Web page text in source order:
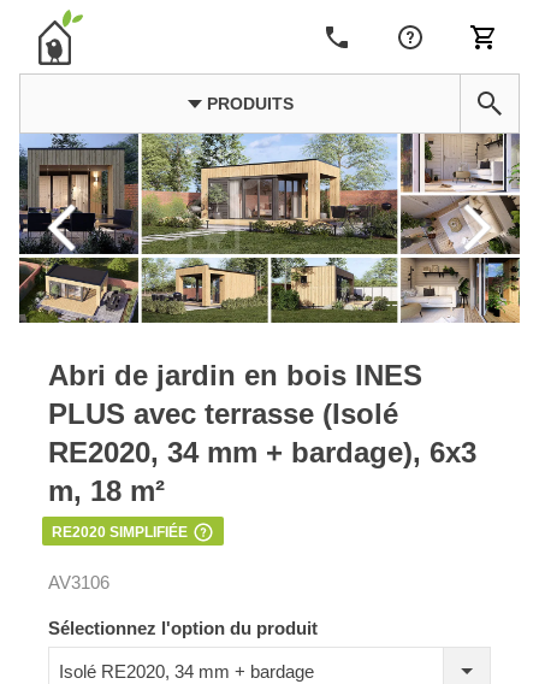
PRODUITS
Abri de jardin en bois INES
PLUS avec terrasse (Isolé
RE2020, 34 mm + bardage), 6x3
m, 18 m²
RE2020 SIMPLIFIÉE
AV3106
Sélectionnez l'option du produit
Isolé RE2020, 34 mm + bardage